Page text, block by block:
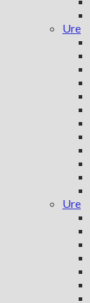
Ure
Ure